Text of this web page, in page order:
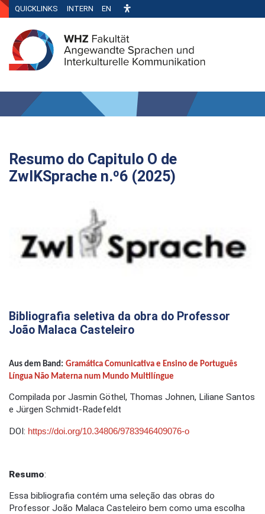
QUICKLINKS INTERN EN
Resumo do Capitulo O de
ZwIKSprache n.º6 (2025)
Bibliografia seletiva da obra do Professor
João Malaca Casteleiro
Aus dem Band: Gramática Comunicativa e Ensino de Português
Língua Não Materna num Mundo Multilíngue
Compilada por Jasmin Göthel, Thomas Johnen, Liliane Santos
e Jürgen Schmidt-Radefeldt
DOI: https://doi.org/10.34806/9783946409076-o
Resumo:
Essa bibliografia contém uma seleção das obras do
Professor João Malaca Casteleiro bem como uma escolha